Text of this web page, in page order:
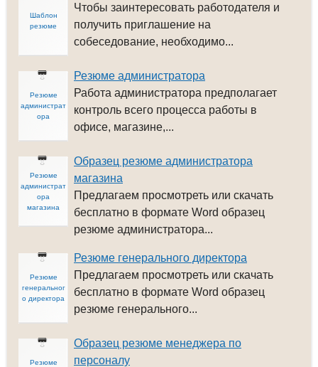
Шаблон
резюме
Чтобы заинтересовать работодателя и
получить приглашение на
собеседование, необходимо...
Резюме
администрат
ора
Резюме администратора
Работа администратора предполагает
контроль всего процесса работы в
офисе, магазине,...
Резюме
администрат
ора
магазина
Образец резюме администратора
магазина
Предлагаем просмотреть или скачать
бесплатно в формате Word образец
резюме администратора...
Резюме
генеральног
о директора
Резюме генерального директора
Предлагаем просмотреть или скачать
бесплатно в формате Word образец
резюме генерального...
Резюме
Образец резюме менеджера по
персоналу